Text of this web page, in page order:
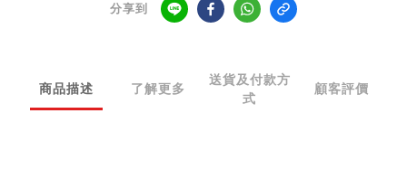
分享到
商品描述 了解更多
送貨及付款方
式
顧客評價